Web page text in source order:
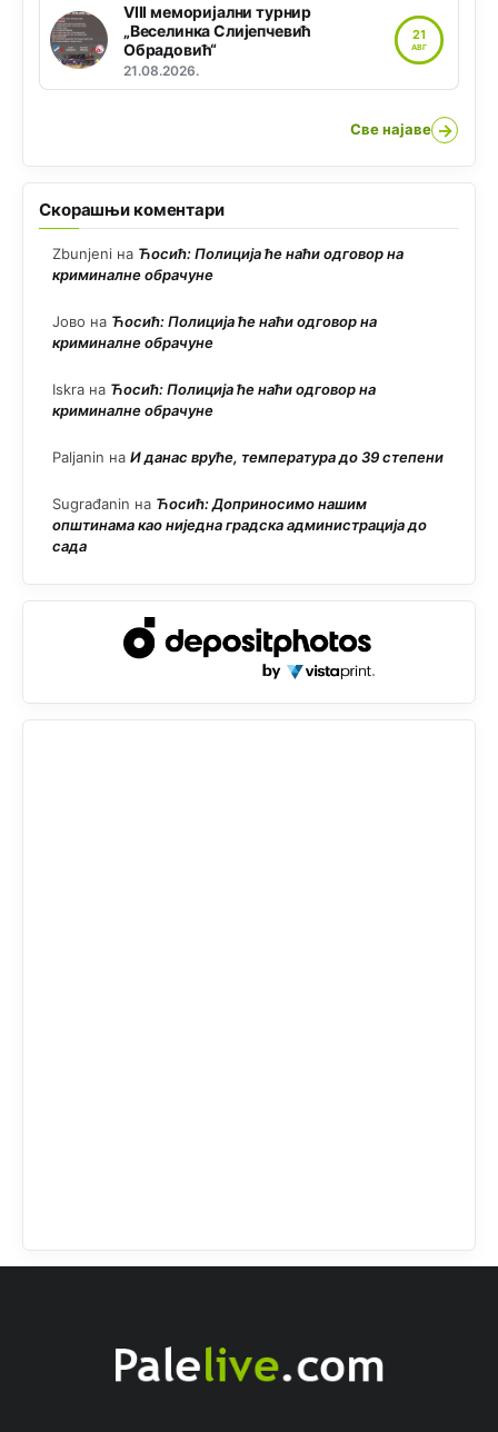
VIII меморијални турнир
„Веселинка Слијепчевић
Обрадовић“
21.08.2026.
21
АВГ
Све најаве →
Скорашњи коментари
Zbunjeni на Ћосић: Полиција ће наћи одговор на
криминалне обрачуне
Јово на Ћосић: Полиција ће наћи одговор на
криминалне обрачуне
Iskra на Ћосић: Полиција ће наћи одговор на
криминалне обрачуне
Paljanin на И данас вруће, температура до 39 степени
Sugrađanin на Ћосић: Доприносимо нашим
општинама као ниједна градска администрација до
сада